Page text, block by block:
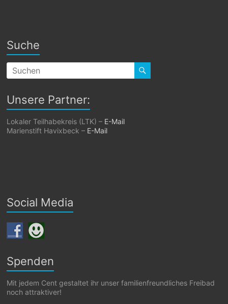
Suche
Unsere Partner:
Lokaler Teilhabekreis (LTK) – E-Mail
Marienstift Havixbeck – E-Mail
Social Media
Spenden
Mit jedem Cent gestaltet ihr unser familienfreundliches Freibad
noch attraktiver!